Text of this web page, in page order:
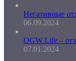
Негативные
06.09.2024
OGW Life –
07.01.2024